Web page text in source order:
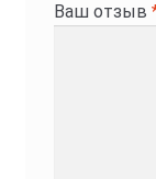
Ваш отзыв